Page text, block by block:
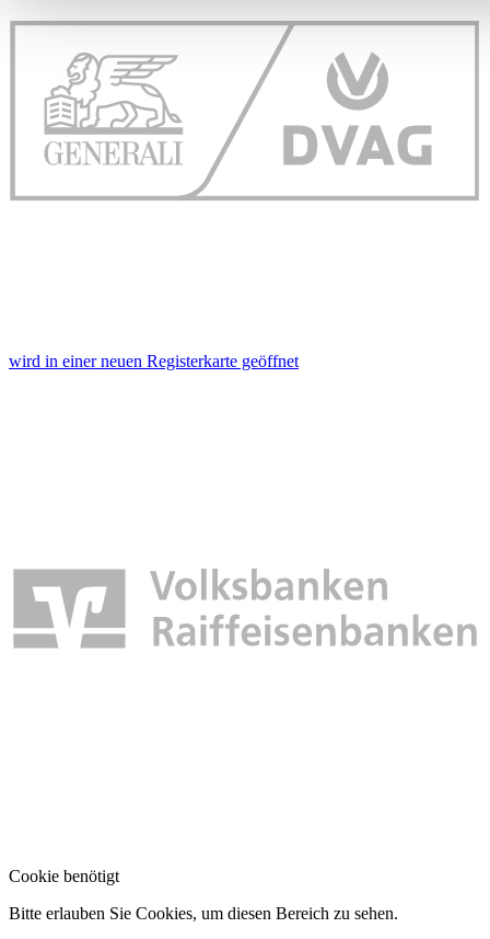
an unsere Partner für soziale Medien, Werbung und
führen diese Informationen möglicherweise mit weiteren
ihnen bereitgestellt haben oder die sie im Rahmen Ihrer
gesammelt haben. Die
Cookie-Einstellungen
Footer aufgerufen und angepasst werden.
wird in einer neuen Registerkarte geöffnet
Cookie benötigt
Bitte erlauben Sie Cookies, um diesen Bereich zu sehen.